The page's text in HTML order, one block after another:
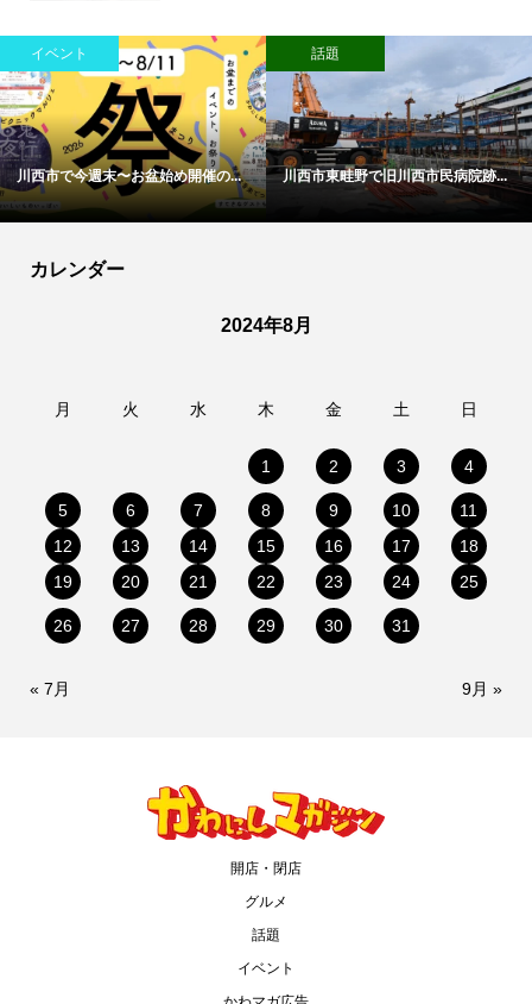
イベント
川西市で今週末〜お盆始め開催の...
話題
川西市東畦野で旧川西市民病院跡...
カレンダー
2024年8月
月 火 水 木 金 土 日
1 2 3 4
5 6 7 8 9 10
11
12
13 14 15 16 17
18
19
20 21 22 23 24 25
26 27 28 29 30 31
« 7月 9月 »
開店・閉店
グルメ
話題
イベント